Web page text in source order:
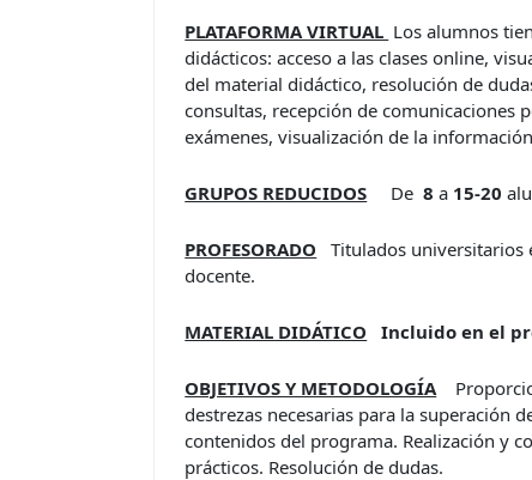
PLATAFORMA VIRTUAL Los alumnos
didácticos: acceso a las clases online,
del material didáctico, resolución de
consultas, recepción de comunicaciones
exámenes, visualización de la
GRUPOS REDUCIDOS De8a 15-20
PROFESORADO
Titulados universitarios
docente.
MATERIAL DIDÁTICO Incluido en el
OBJETIVOS Y METODOLOGÍA
destrezas necesarias para la superación
contenidos del programa. Realización y
prácticos. Resolución de dudas.